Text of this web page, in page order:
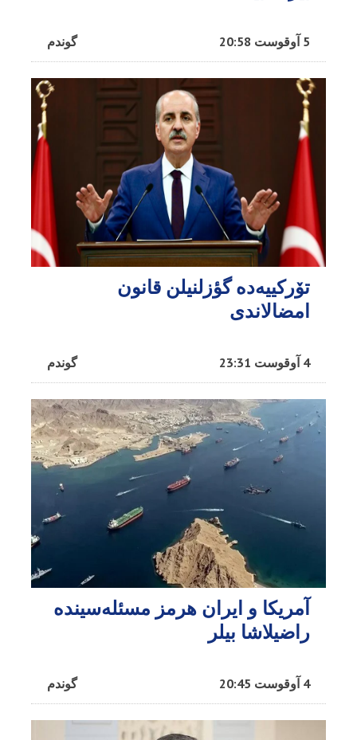
گوندم 5 آوقوست 20:58
تۆرکییه‌ده گؤزلنیلن قانون
امضالاندی
گوندم 4 آوقوست 23:31
آمریکا و ایران هرمز مسئله‌سینده
راضیلاشا بیلر
گوندم 4 آوقوست 20:45